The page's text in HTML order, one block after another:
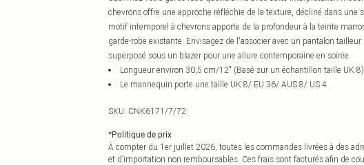
chevrons offre une approche réfléchie de la texture, décliné dans
motif intemporel à chevrons apporte de la profondeur à la teinte
garde-robe existante. Envisagez de l'associer avec un pantalon
superposé sous un blazer pour une allure contemporaine en soirée.
Longueur environ 30,5 cm/12" (Basé sur un échantillon taille UK 8)
Le mannequin porte une taille UK 8/ EU 36/ AUS 8/ US 4
SKU: CNK6171/7/72
*Politique de prix
À compter du 1er juillet 2026, toutes les commandes livrées à des
et d’importation non remboursables. Ces frais sont facturés afin de